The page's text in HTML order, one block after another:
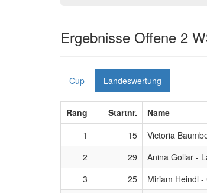
Ergebnisse Offene 2
Cup Landeswertung
Rang Startnr. Name
1
15 Victoria
2
29 Anina Gollar -
3
25 Miriam Heindl